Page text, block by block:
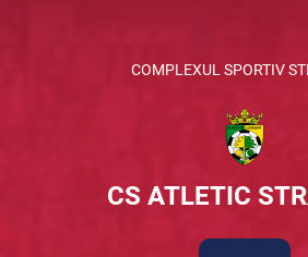
COMPLEXUL SPORTIV
CS ATLETIC